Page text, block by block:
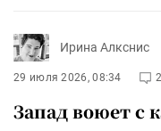
Ирина Алкснис
29 июля 2026, 08:34
Запад воюет с